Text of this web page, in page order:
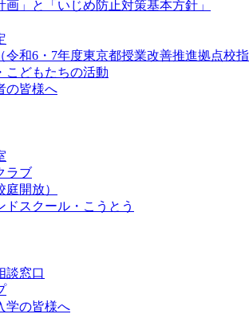
画」と「いじめ防止対策基本方針」
令和6・7年度東京都授業改善推進拠点校
こどもたちの活動
の皆様へ
ラブ
開放）
ドスクール・こうとう
談窓口
学の皆様へ